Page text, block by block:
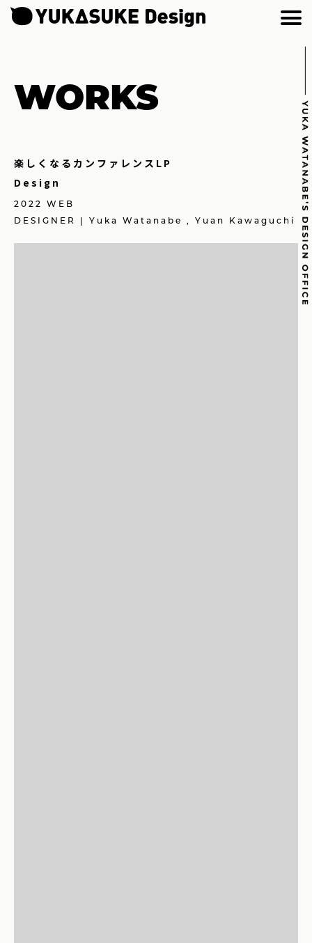
WORKS
楽しくなるカンファレンスLP
Design
2022 WEB
DESIGNER | Yuka Watanabe , Yuan Kawaguchi